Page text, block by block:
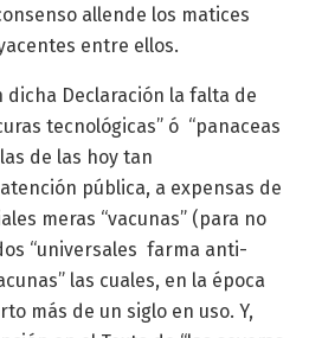
allende los matices
entre ellos.
dicha Declaración la falta de
tecnológicas” ó “panaceas
de las hoy tan
pública, a expensas de
meras “vacunas” (para no
“universales farma anti-
las cuales, en la época
más de un siglo en uso. Y,